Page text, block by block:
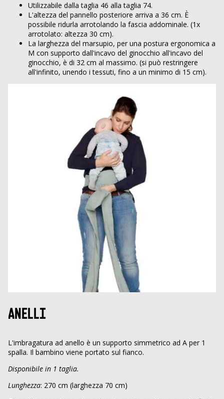
Utilizzabile dalla taglia 46 alla taglia 74.
L'altezza del pannello posteriore arriva a 36 cm. È
possibile ridurla arrotolando la fascia addominale. (1x
arrotolato: altezza 30 cm).
La larghezza del marsupio, per una postura ergonomica a
M con supporto dall'incavo del ginocchio all'incavo del
ginocchio, è di 32 cm al massimo. (si può restringere
all'infinito, unendo i tessuti, fino a un minimo di 15 cm).
ANELLI
L'imbragatura ad anello è un supporto simmetrico ad A per 1
spalla. Il bambino viene portato sul fianco.
Disponibile in 1 taglia.
Lunghezza: 270 cm (larghezza 70 cm)